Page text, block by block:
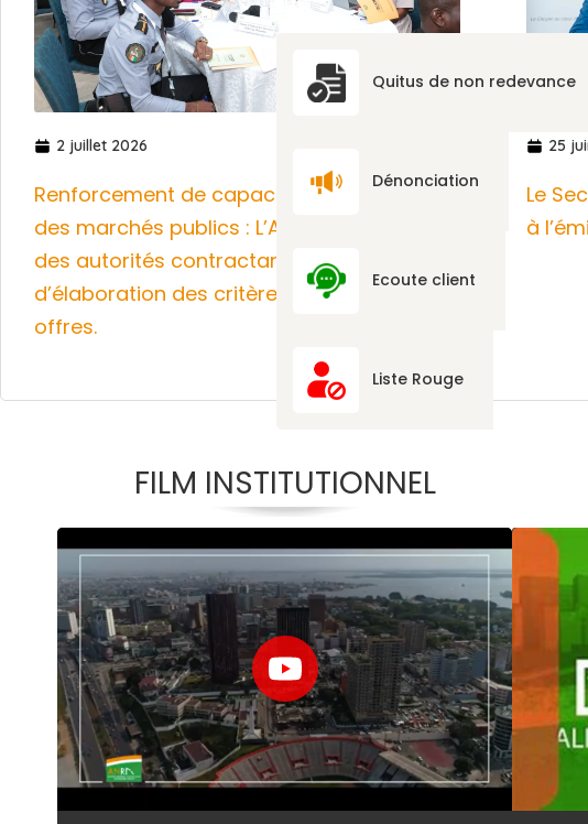
2 juillet 2026
Renforcement de capacités des acteurs
des marchés publics : L’ARCOP sensibilise
des autorités contractantes aux méthodes
d’élaboration des critères d’évaluation des
offres.
25
Le
à
FILM INSTITUTIONNEL
Quitus de non redevance
Dénonciation
Ecoute client
Liste Rouge